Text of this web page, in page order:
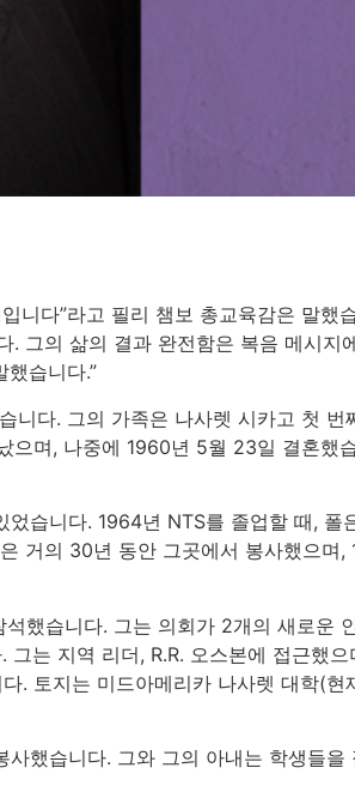
니다”라고 필리 챔보 총교육감은 말했
그의 삶의 결과 완전함은 복음 메시지
습니다.”
니다. 그의 가족은 나사렛 시카고 첫 번
으며, 나중에 1960년 5월 23일 결혼했
습니다. 1964년 NTS를 졸업할 때, 폴
거의 30년 동안 그곳에서 봉사했으며
했습니다. 그는 의회가 2개의 새로운
는 지역 리더, R.R. 오스본에 접근했
. 토지는 미드아메리카 나사렛 대학(현
했습니다. 그와 그의 아내는 학생들을